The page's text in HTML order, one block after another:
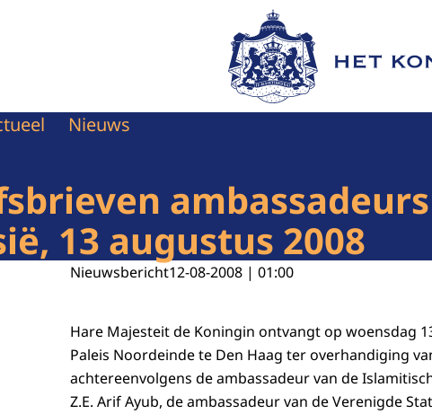
Naar de homepage van Het
Nieuws
13 augustus 2008
Nieuwsbericht12-08-2008 | 01:00
Hare Majesteit de Koningin ontvangt op woensdag
Paleis Noordeinde te Den Haag ter overhandiging
achtereenvolgens de ambassadeur van de
Z.E. Arif Ayub, de ambassadeur van de Verenigde